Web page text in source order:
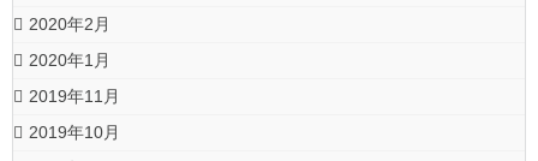
2020年2月
2020年1月
2019年11月
2019年10月